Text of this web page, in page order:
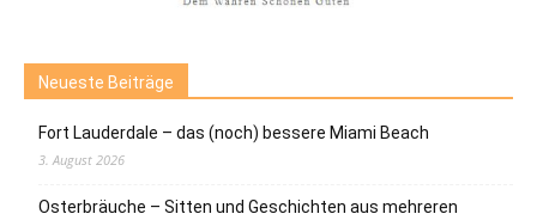
Neueste Beiträge
Fort Lauderdale – das (noch) bessere Miami Beach
3. August 2026
Osterbräuche – Sitten und Geschichten aus mehreren